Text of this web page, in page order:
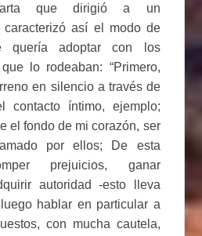
que dirigió a un
caracterizó así el modo de
quería adoptar con los
lo rodeaban: “Primero,
en silencio a través de
contacto íntimo, ejemplo;
el fondo de mi corazón, ser
por ellos; De esta
prejuicios, ganar
autoridad -esto lleva
hablar en particular a
con mucha cautela,